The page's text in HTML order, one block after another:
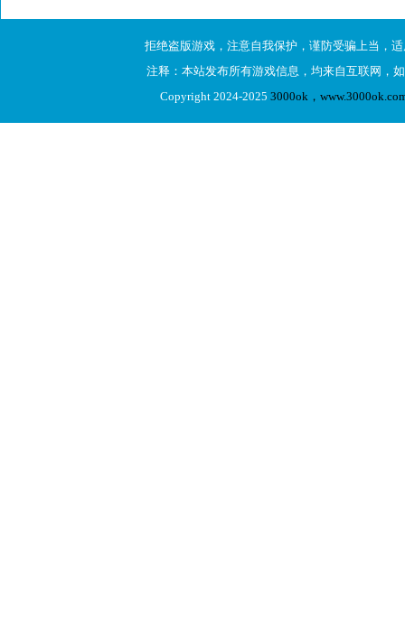
拒绝盗版游戏，注意自我保护，谨防受骗上当，
注释：本站发布所有游戏信息，均来自互联网，
Copyright 2024-2025 3000ok，